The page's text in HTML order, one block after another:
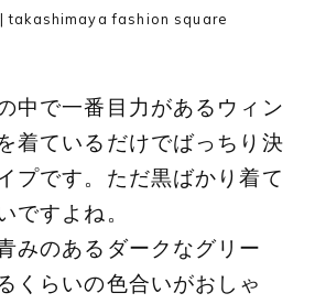
takashimaya fashion square
中で一番目力があるウィン
着ているだけでばっちり決
プです。ただ黒ばかり着て
ですよね。
みのあるダークなグリー
くらいの色合いがおしゃ